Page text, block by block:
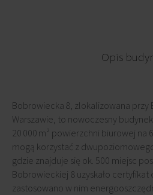
Opis
Bobrowiecka 8, zlokalizowana przy
Warszawie, to nowoczesny
20 000 m² powierzchni biurowej na
mogą korzystać z
gdzie znajduje się ok. 500 miejsc
Bobrowieckiej 8 uzyskało certyfikat
zastosowano w nim